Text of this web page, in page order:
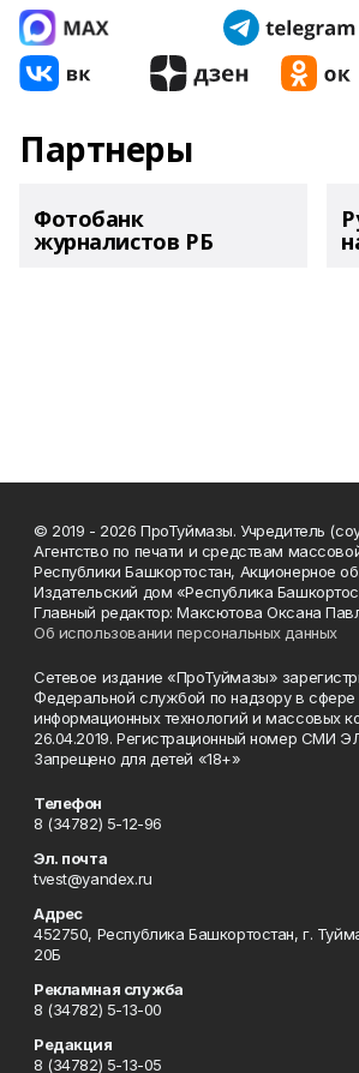
Партнеры
Фотобанк
журналистов РБ
© 2019 - 2026 ПроТуймазы. Учредитель
Агентство по печати и средствам
Республики Башкортостан, Акционерное
Издательский дом «Республика
Главный редактор: Максютова Оксана
Об использовании персональных данных
Сетевое издание «ПроТуймазы»
Федеральной службой по надзору в сфере
информационных технологий и массовых
26.04.2019. Регистрационный номер СМИ
Запрещено для детей «18+»
Телефон
8 (34782) 5-12-96
Эл. почта
tvest@yandex.ru
Адрес
452750, Республика Башкортостан, г.
20Б
Рекламная служба
8 (34782) 5-13-00
Редакция
8 (34782) 5-13-05